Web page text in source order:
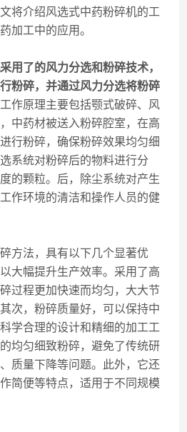
将介绍风选式中药粉碎机的工
加工中的应用。
采用了的风力分选和粉碎技术，
粉碎，并通过风力分选将粉碎
作原理主要包括颚式破碎、风
中药材被送入粉碎腔室，在高
行粉碎，确保粉碎效果均匀细
系统对粉碎后的物料进行分
的颗粒。后，除尘系统对产生
作环境的清洁和操作人员的健
法，具有以下几个显著优
大幅提升生产效率。采用了高
过程更加快速而均匀，大大节
次，粉碎质量好，可以保持中
学合理的设计和精细的加工工
均匀细致粉碎，避免了传统研
质量下降等问题。此外，它还
简便等特点，适用于不同规模